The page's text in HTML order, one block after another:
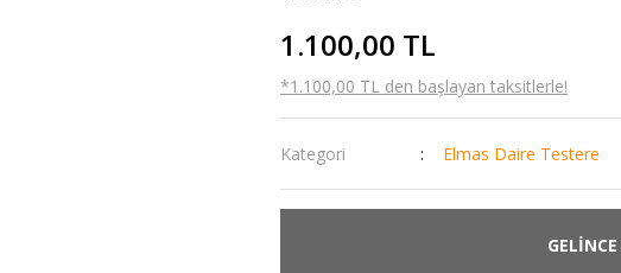
1.100,00 TL
*1.100,00 TL den başlayan taksitlerle!
Kategori Elmas Daire Testere